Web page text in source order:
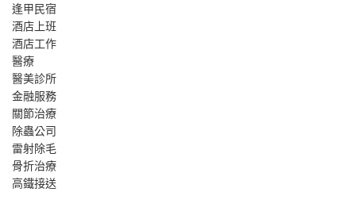
逢甲民宿
酒店上班
酒店工作
醫療
醫美診所
金融服務
關節治療
除蟲公司
雷射除毛
骨折治療
高鐵接送